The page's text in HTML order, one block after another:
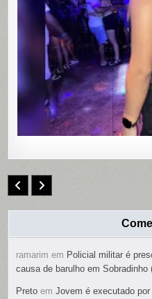
ramarim em Policial militar é
causa de barulho em Sobradinho
Preto emJovem é executado